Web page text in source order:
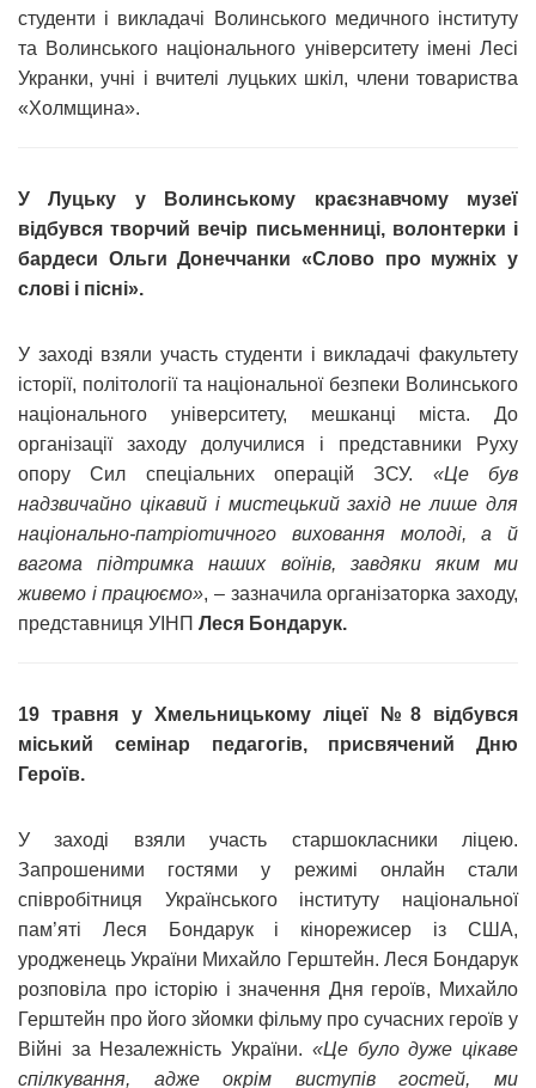
студенти і викладачі Волинського медичного інституту
та Волинського національного університету імені Лесі
Укранки, учні і вчителі луцьких шкіл, члени товариства
«Холмщина».
У Луцьку у Волинському краєзнавчому музеї
відбувся творчий вечір письменниці, волонтерки і
бардеси Ольги Донеччанки «Слово про мужніх у
слові і пісні».
У заході взяли участь студенти і викладачі факультету
історії, політології та національної безпеки Волинського
національного університету, мешканці міста. До
організації заходу долучилися і представники Руху
опору Сил спеціальних операцій ЗСУ. «Це був
надзвичайно цікавий і мистецький захід не лише для
національно-патріотичного виховання молоді, а й
вагома підтримка наших воїнів, завдяки яким ми
живемо і працюємо», – зазначила організаторка заходу,
представниця УІНП Леся Бондарук.
19 травня у Хмельницькому ліцеї №8 відбувся
міський семінар педагогів, присвячений Дню
Героїв.
У заході взяли участь старшокласники ліцею.
Запрошеними гостями у режимі онлайн стали
співробітниця Українського інституту національної
пам’яті Леся Бондарук і кінорежисер із США,
уродженець України Михайло Герштейн. Леся Бондарук
розповіла про історію і значення Дня героїв, Михайло
Герштейн про його зйомки фільму про сучасних героїв у
Війні за Незалежність України. «Це було дуже цікаве
спілкування, адже окрім виступів гостей, ми